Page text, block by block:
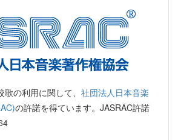
の利用に関して、 社団法人日本音楽
の許諾を得ています。JASRAC許諾